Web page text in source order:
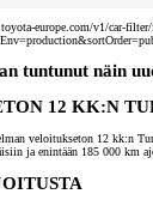
europe.com/v1/car-
tuntunut näin
12 KK:N
veloitukseton 12 kk:n
ja enintään 185 000 km